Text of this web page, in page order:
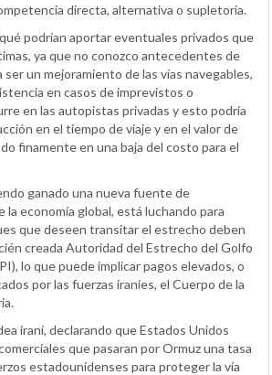
directa, alternativa o supletoria.
podrían aportar eventuales privados que
ya que no conozco antecedentes de
un mejoramiento de las vías navegables,
en casos de imprevistos o
en las autopistas privadas y esto podría
en el tiempo de viaje y en el valor de
finamente en una baja del costo para el
ganado una nueva fuente de
la economía global, está luchando para
que deseen transitar el estrecho deben
creada Autoridad del Estrecho del Golfo
lo que puede implicar pagos elevados, o
por las fuerzas iraníes, el Cuerpo de la
iraní, declarando que Estados Unidos
que pasaran por Ormuz una tasa
estadounidenses para proteger la vía